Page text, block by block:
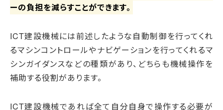
ーの負担を減らすことができます。
ICT建設機械には前述したような自動制御を行ってくれ
るマシンコントロールやナビゲーションを行ってくれるマ
シンガイダンスなどの種類があり、どちらも機械操作を
補助する役割があります。
ICT建設機械であれば全て自分自身で操作する必要が